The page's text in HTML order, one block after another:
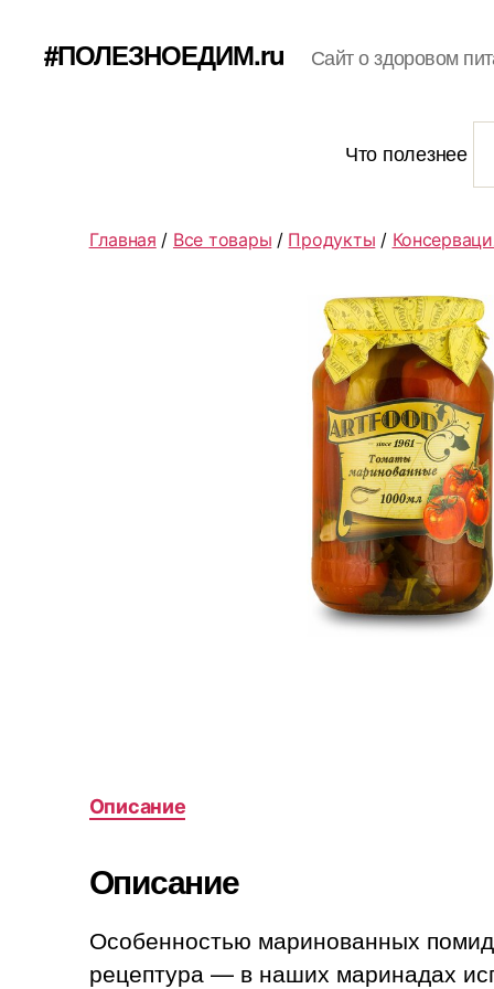
#ПОЛЕЗНОЕДИМ.ru Сайт о здоровом
Что полезнее
Главная / Все товары / Продукты /
Описание
Описание
Особенностью маринованных
рецептура — в наших маринадах